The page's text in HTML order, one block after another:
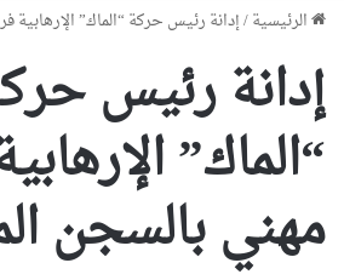
الرئيسية/إدانة رئيس حركة “الماك”
إدانة رئيس
“الماك”
مهني بالسجن